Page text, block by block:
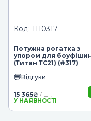
Код: 1110317
Потужна рогатка з
упором для
(Титан ТС21) (#317)
Відгуки
15 365₴ / шт.
У НАЯВНОСТІ